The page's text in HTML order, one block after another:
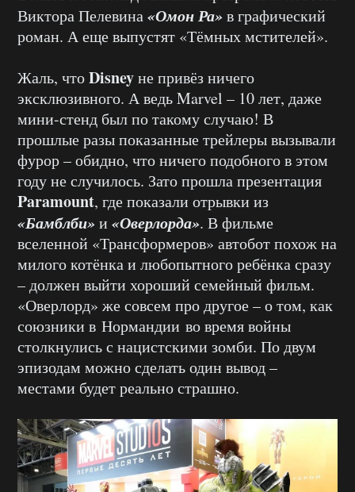
Виктора Пелевина«Омон Ра»в графический
роман. А еще выпустят «Тёмных мстителей».
Жаль, чтоDisneyне привёз ничего
эксклюзивного. А ведь Marvel – 10 лет, даже
мини-стенд был по такому случаю! В
прошлые разы показанные трейлеры вызывали
фурор – обидно, что ничего подобного в этом
году не случилось. Зато прошла презентация
Paramount, где показали отрывки из
«Бамблби»и «Оверлорда». В фильме
вселенной «Трансформеров» автобот похож на
милого котёнка и любопытного ребёнка сразу
– должен выйти хороший семейный фильм.
«Оверлорд» же совсем про другое – о том, как
союзники в Нормандии во время войны
столкнулись с нацистскими зомби. По двум
эпизодам можно сделать один вывод –
местами будет реально страшно.